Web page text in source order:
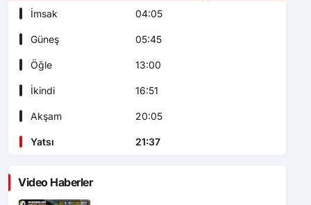
İmsak 04:05
Güneş 05:45
Öğle 13:00
İkindi 16:51
Akşam 20:05
Yatsı 21:37
Video Haberler